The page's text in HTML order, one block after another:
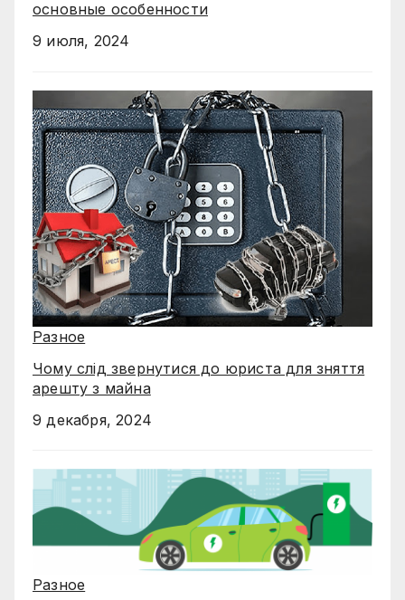
основные особенности
9 июля, 2024
Разное
Чому слід звернутися до юриста для зняття
арешту з майна
9 декабря, 2024
Разное